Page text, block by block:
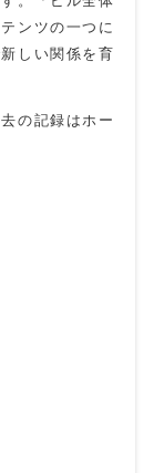
ンツの一つに
しい関係を育
の記録はホー